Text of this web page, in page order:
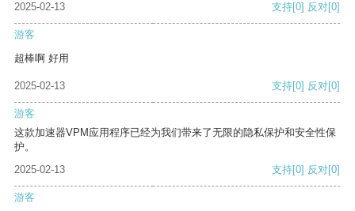
2025-02-13 支持[0] 反对[0]
游客
超棒啊 好用
2025-02-13 支持[0] 反对[0]
游客
这款加速器VPM应用程序已经为我们带来了无限的隐私保护和安全性保
护。
2025-02-13
支持[0] 反对[0]
游客